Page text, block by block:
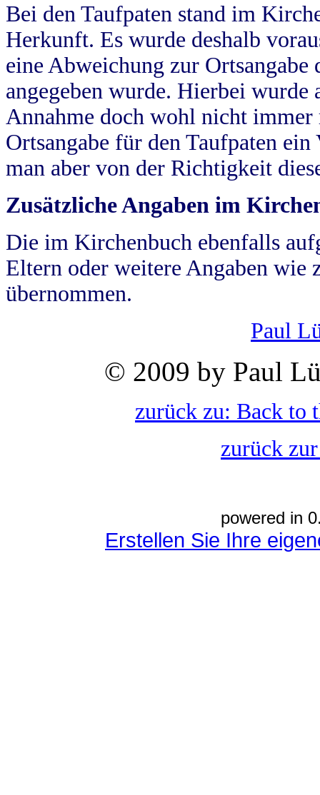
Bei den Taufpaten stand im
Herkunft. Es wurde deshalb
eine Abweichung zur
angegeben wurde. Hierbei wurde
Annahme doch wohl nicht
Ortsangabe für den Taufpaten
man aber von der Richtigkeit
Zusätzliche Angaben im
Die im Kirchenbuch ebenfalls
Eltern oder weitere Angaben wie
übernommen.
Paul
© 2009 by Paul
zurück zu: Back to
zurück
powered in
Erstellen Sie Ihre